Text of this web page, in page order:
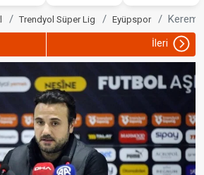
Trendyol Süper Lig Eyüpspor Kerem
İleri